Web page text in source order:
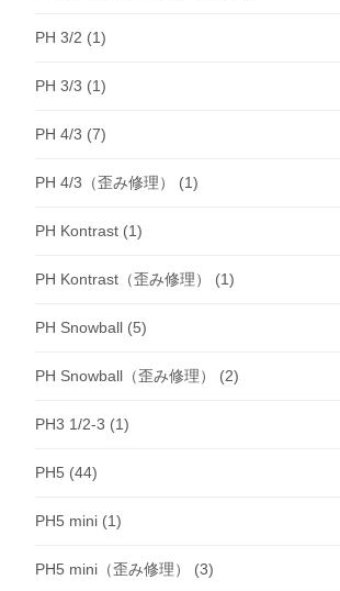
PH 3/2 (1)
PH 3/3 (1)
PH 4/3 (7)
PH 4/3（歪み修理） (1)
PH Kontrast (1)
PH Kontrast（歪み修理） (1)
PH Snowball (5)
PH Snowball（歪み修理） (2)
PH3 1/2-3 (1)
PH5 (44)
PH5 mini (1)
PH5 mini（歪み修理） (3)